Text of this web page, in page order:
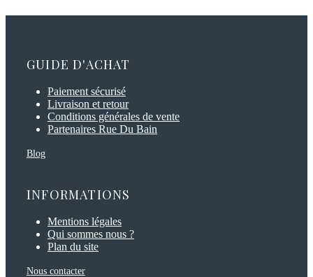
GUIDE D'ACHAT
Paiement sécurisé
Livraison et retour
Conditions générales de vente
Partenaires Rue Du Bain
Blog
INFORMATIONS
Mentions légales
Qui sommes nous ?
Plan du site
Nous contacter